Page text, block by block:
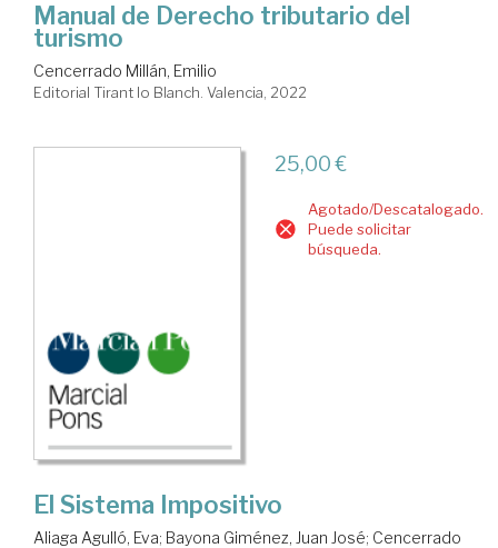
Manual de Derecho tributario del
turismo
Cencerrado Millán, Emilio
Editorial Tirant lo Blanch. Valencia, 2022
25,00 €
Agotado/Descatalogado.
Puede solicitar
búsqueda.
El Sistema Impositivo
Aliaga Agulló, Eva; Bayona Giménez, Juan José; Cencerrado